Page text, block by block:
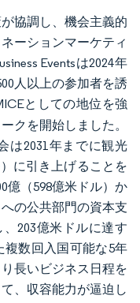
協調し、機会主義的
ーションマーケティ
Eventsは2024年
人以上の参加者を誘
としての地位を強
クを開始しました。
は2031年までに観光
に引き上げることを
億（598億米ドル）か
の公共部門の資本支
203億米ドルに達す
複数回入国可能な5年
長いビジネス日程を
、収容能力が逼迫し